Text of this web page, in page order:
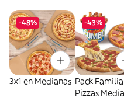
-48%
3x1 en Medianas
-43%
Pack
Pizzas